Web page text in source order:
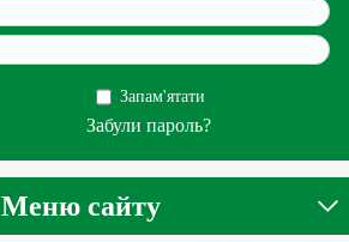
Запам'ятати
Забули пароль?
Меню сайту